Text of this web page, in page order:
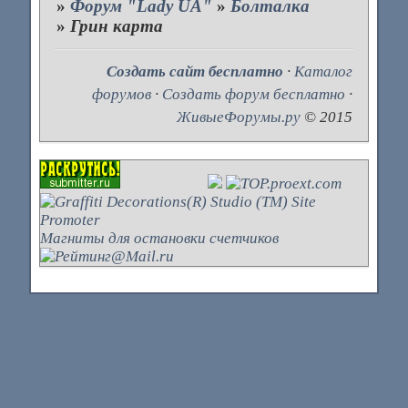
»Форум "Lady UA" » Болталка
» Грин карта
Создать сайт бесплатно ·Каталог
форумов · Создать форум бесплатно ·
ЖивыеФорумы.ру © 2015
Магниты для остановки счетчиков